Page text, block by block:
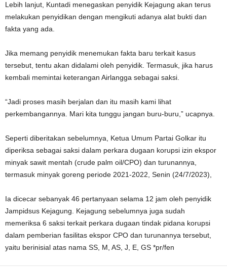
Lebih lanjut, Kuntadi menegaskan penyidik Kejagung akan terus
melakukan penyidikan dengan mengikuti adanya alat bukti dan
fakta yang ada.
Jika memang penyidik menemukan fakta baru terkait kasus
tersebut, tentu akan didalami oleh penyidik. Termasuk, jika harus
kembali memintai keterangan Airlangga sebagai saksi.
“Jadi proses masih berjalan dan itu masih kami lihat
perkembangannya. Mari kita tunggu jangan buru-buru,” ucapnya.
Seperti diberitakan sebelumnya, Ketua Umum Partai Golkar itu
diperiksa sebagai saksi dalam perkara dugaan korupsi izin ekspor
minyak sawit mentah (crude palm oil/CPO) dan turunannya,
termasuk minyak goreng periode 2021-2022, Senin (24/7/2023),
Ia dicecar sebanyak 46 pertanyaan selama 12 jam oleh penyidik
Jampidsus Kejagung. Kejagung sebelumnya juga sudah
memeriksa 6 saksi terkait perkara dugaan tindak pidana korupsi
dalam pemberian fasilitas ekspor CPO dan turunannya tersebut,
yaitu berinisial atas nama SS, M, AS, J, E, GS *pr/fen